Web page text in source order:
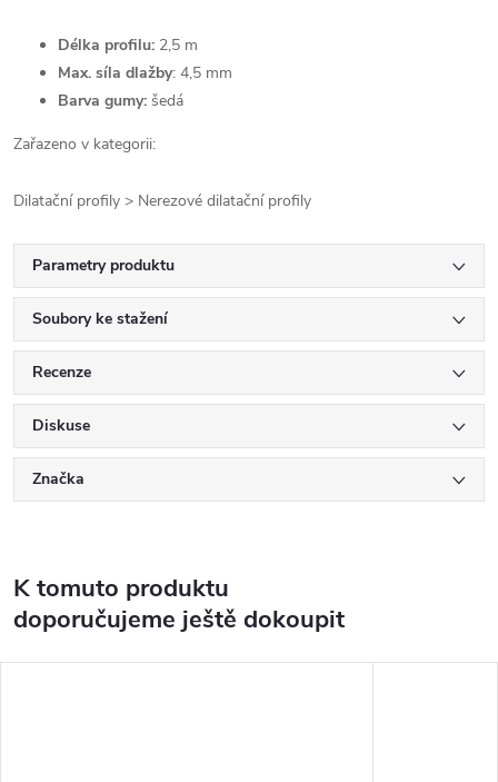
Délka profilu: 2,5 m
Max. síla dlažby: 4,5 mm
Barva gumy: šedá
Zařazeno v kategorii:
Dilatační profily > Nerezové dilatační profily
Parametry produktu
Soubory ke stažení
Recenze
Diskuse
Značka
K tomuto produktu
doporučujeme ještě dokoupit